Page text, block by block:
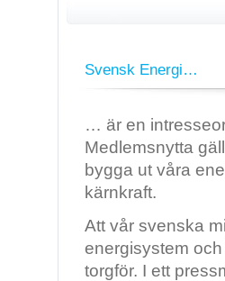
Svensk Energi…
… är en
Medlemsnytta
bygga ut våra
kärnkraft.
Att vår svenska
energisystem
torgför. I ett